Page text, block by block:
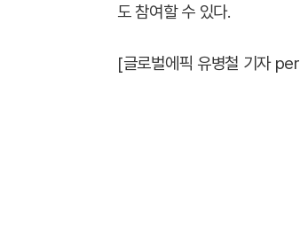
도 참여할 수 있다.
[글로벌에픽 유병철 기자